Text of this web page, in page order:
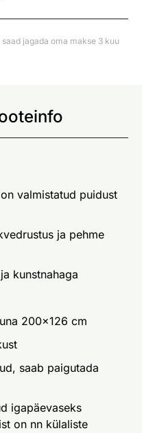
jagada oma makse 3 kuu
valmistatud puidust
ja pehme
kunstnahaga
200x126 cm
saab paigutada
igapäevaseks
on nn külaliste